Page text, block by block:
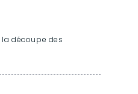
découpe des